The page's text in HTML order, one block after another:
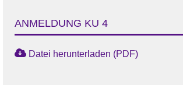
ANMELDUNG KU 4
Datei herunterladen (PDF)